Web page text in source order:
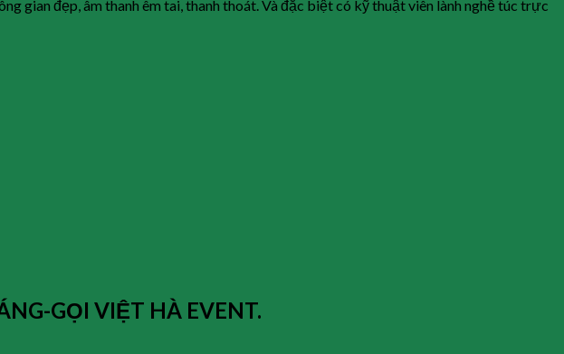
gian đẹp, âm thanh êm tai, thanh thoát. Và đặc biệt có kỹ thuật viên lành nghề túc trực
GỌI VIỆT HÀ EVENT.